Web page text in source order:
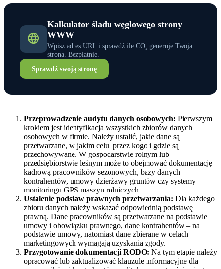
Kalkulator śladu węglowego strony
WWW
Wpisz adres URL i sprawdź ile CO₂ generuje Twoja
strona. Bezpłatnie.
Sprawdź swoją stronę
Przeprowadzenie audytu danych osobowych: Pierwszym
krokiem jest identyfikacja wszystkich zbiorów danych
osobowych w firmie. Należy ustalić, jakie dane są
przetwarzane, w jakim celu, przez kogo i gdzie są
przechowywane. W gospodarstwie rolnym lub
przedsiębiorstwie leśnym może to obejmować dokumentację
kadrową pracowników sezonowych, bazy danych
kontrahentów, umowy dzierżawy gruntów czy systemy
monitoringu GPS maszyn rolniczych.
Ustalenie podstaw prawnych przetwarzania: Dla każdego
zbioru danych należy wskazać odpowiednią podstawę
prawną. Dane pracowników są przetwarzane na podstawie
umowy i obowiązku prawnego, dane kontrahentów – na
podstawie umowy, natomiast dane zbierane w celach
marketingowych wymagają uzyskania zgody.
Przygotowanie dokumentacji RODO: Na tym etapie należy
opracować lub zaktualizować klauzule informacyjne dla